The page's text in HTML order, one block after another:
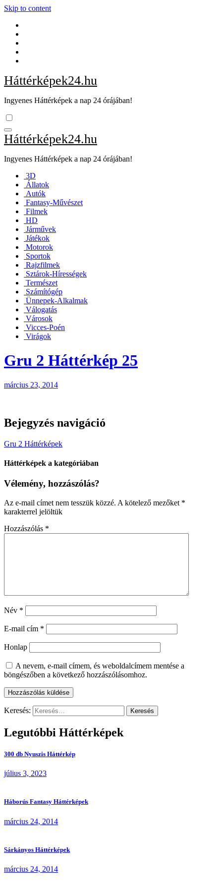
Skip to content
Háttérképek24.hu
Ingyenes Háttérképek a nap 24 órájában!
Háttérképek24.hu
Ingyenes Háttérképek a nap 24 órájában!
3D
Állatok
Autók
Fantasy-Művészet
Filmek
HD
Járművek
Játékok
Motorok
Sportok
Rajzfilmek
Sztárok-Hírességek
Természet
Számítógép
Ünnepek-Alkalmak
Válogatás
Városok
Vicces-Poén
Virágok
Gru 2 Háttérkép 25
március 23, 2014
Bejegyzés navigáció
Gru 2 Háttérképek
Háttérképek a kategóriában
Vélemény, hozzászólás?
Az e-mail címet nem tesszük közzé. A kötelező mezőket *
karakterrel jelöltük
Hozzászólás *
Név *
E-mail cím *
Honlap
A nevem, e-mail címem, és weboldalcímem mentése a
böngészőben a következő hozzászólásomhoz.
Keresés:
Legutóbbi Háttérképek
300 db Nyuszis Háttérkép
július 3, 2023
Háborús Fantasy Háttérképek
március 24, 2014
Sárkányos Háttérképek
március 24, 2014